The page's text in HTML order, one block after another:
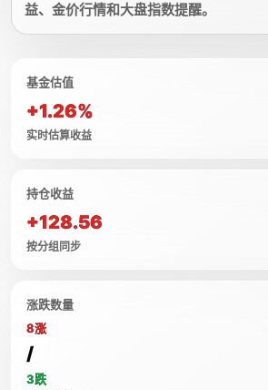
益、金价行情和大盘指数提醒。
基金估值
+1.26%
实时估算收益
持仓收益
+128.56
按分组同步
涨跌数量
8涨
/
3跌